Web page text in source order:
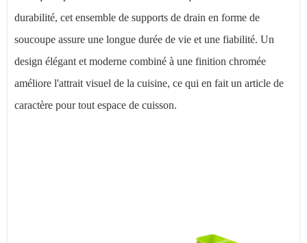
durabilité, cet ensemble de supports de drain en forme de
soucoupe assure une longue durée de vie et une fiabilité. Un
design élégant et moderne combiné à une finition chromée
améliore l'attrait visuel de la cuisine, ce qui en fait un article de
caractère pour tout espace de cuisson.